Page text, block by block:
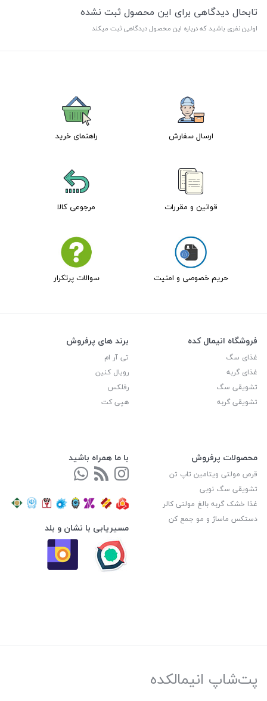
تابحال دیدگاهی برای این محصول ثبت نشده
اولین نفری باشید که درباره این محصول دیدگاهی ثبت میکند
ارسال سفارش راهنمای خرید
قوانین و مقررات مرجوعی کالا
حریم خصوصی و امنیت سوالات پرتکرار
فروشگاه انیمال کده
غذای سگ
غذای گربه
تشویقی سگ
تشویقی گربه
برند های پرفروش
تی آر ام
رویال کنین
رفلکس
هپی کت
محصولات پرفروش
قرص مولتی ویتامین تاپ تن
تشویقی سگ نوبی
غذا خشک گربه بالغ مولتی کالر
دستکس ماساژ و مو جمع کن
با ما همراه باشید
مسیریابی با نشان و بلد
پت‌شاپ انیمالکده